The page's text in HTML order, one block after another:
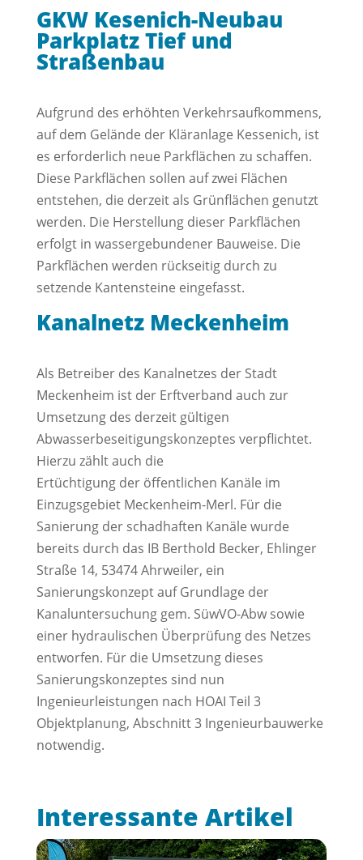
GKW Kesenich-Neubau
Parkplatz Tief und
Straßenbau
Aufgrund des erhöhten Verkehrsaufkommens,
auf dem Gelände der Kläranlage Kessenich, ist
es erforderlich neue Parkflächen zu schaffen.
Diese Parkflächen sollen auf zwei Flächen
entstehen, die derzeit als Grünflächen genutzt
werden. Die Herstellung dieser Parkflächen
erfolgt in wassergebundener Bauweise. Die
Parkflächen werden rückseitig durch zu
setzende Kantensteine eingefasst.
Kanalnetz Meckenheim
Als Betreiber des Kanalnetzes der Stadt
Meckenheim ist der Erftverband auch zur
Umsetzung des derzeit gültigen
Abwasserbeseitigungskonzeptes verpflichtet.
Hierzu zählt auch die
Ertüchtigung der öffentlichen Kanäle im
Einzugsgebiet Meckenheim-Merl. Für die
Sanierung der schadhaften Kanäle wurde
bereits durch das IB Berthold Becker, Ehlinger
Straße 14, 53474 Ahrweiler, ein
Sanierungskonzept auf Grundlage der
Kanaluntersuchung gem. SüwVO-Abw sowie
einer hydraulischen Überprüfung des Netzes
entworfen. Für die Umsetzung dieses
Sanierungskonzeptes sind nun
Ingenieurleistungen nach HOAI Teil 3
Objektplanung, Abschnitt 3 Ingenieurbauwerke
notwendig.
Interessante Artikel